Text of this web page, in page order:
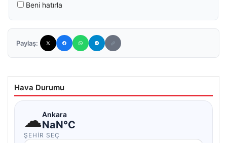
Beni hatırla
Paylaş:
Hava Durumu
☁Ankara
NaN°C
ŞEHIR SEÇ